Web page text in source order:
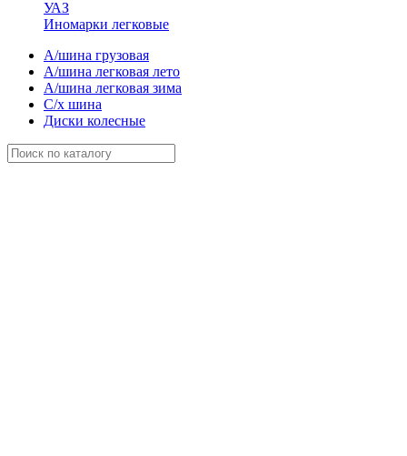
УАЗ
Иномарки легковые
А/шина грузовая
А/шина легковая лето
А/шина легковая зима
С/х шина
Диски колесные